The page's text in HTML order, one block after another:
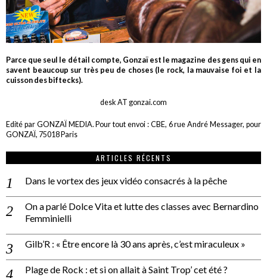
Parce que seul le détail compte, Gonzaï est le magazine des gens qui en
savent beaucoup sur très peu de choses (le rock, la mauvaise foi et la
cuisson des biftecks).
desk AT gonzai.com
Edité par GONZAÏ MEDIA. Pour tout envoi : CBE, 6 rue André Messager, pour
GONZAÏ, 75018 Paris
ARTICLES RÉCENTS
Dans le vortex des jeux vidéo consacrés à la pêche
On a parlé Dolce Vita et lutte des classes avec Bernardino
Femminielli
Gilb’R : « Être encore là 30 ans après, c’est miraculeux »
Plage de Rock : et si on allait à Saint Trop’ cet été ?